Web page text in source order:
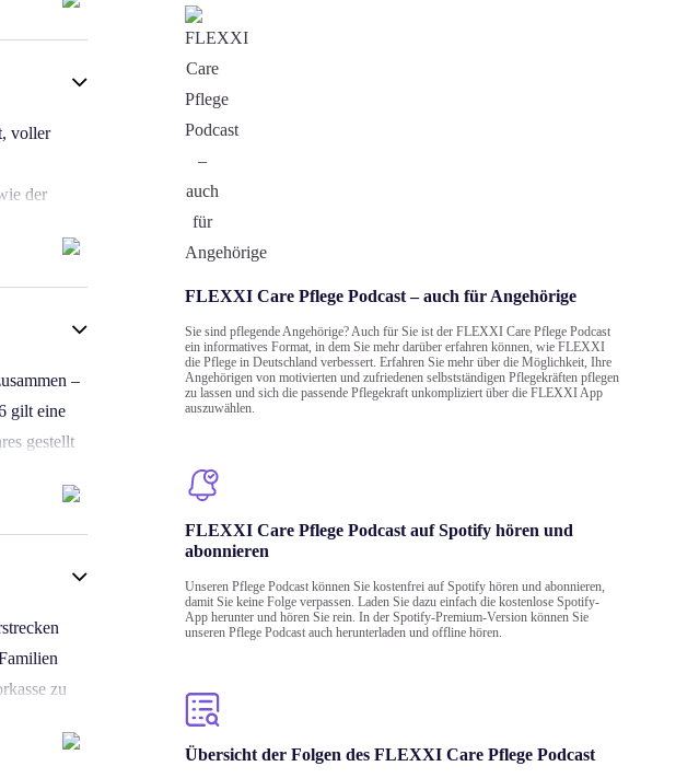
voller
der
dass
wie
wir uns,
–
gilt eine
gestellt
eine
zu
FLEXXI Care Pflege Podcast – auch für Angehörige
Sie sind pflegende Angehörige? Auch für Sie ist der FLEXXI Care Pflege Podcast
ein informatives Format, in dem Sie mehr darüber erfahren können, wie FLEXXI
die Pflege in Deutschland verbessert. Erfahren Sie mehr über die Möglichkeit, Ihre
Angehörigen von motivierten und zufriedenen selbstständigen Pflegekräften pflegen
zu lassen und sich die passende Pflegekraft unkompliziert über die FLEXXI App
auszuwählen.
FLEXXI Care Pflege Podcast auf Spotify hören und
abonnieren
Unseren Pflege Podcast können Sie kostenfrei auf Spotify hören und abonnieren,
damit Sie keine Folge verpassen. Laden Sie dazu einfach die kostenlose Spotify-
App herunter und hören Sie rein. In der Spotify-Premium-Version können Sie
unseren Pflege Podcast auch herunterladen und offline hören.
Übersicht der Folgen des FLEXXI Care Pflege Podcast